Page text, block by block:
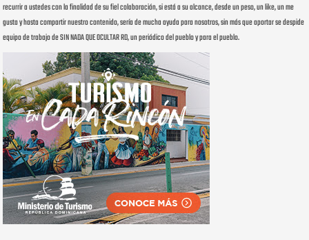
recurrir a ustedes con la finalidad de su fiel colaboración, si está a su alcance, desde un peso, un like, un me
gusta y hasta compartir nuestro contenido, sería de mucha ayuda para nosotros, sin más que aportar se despide
equipo de trabajo de SIN NADA QUE OCULTAR RD, un periódico del pueblo y para el pueblo.